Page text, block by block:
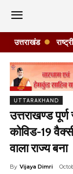
उत्तराखंड
UTTARAKHAND
उत्तराखण्ड पूर्ण
कोविड-19
वाला राज्य बना
By Vijaya Dimri